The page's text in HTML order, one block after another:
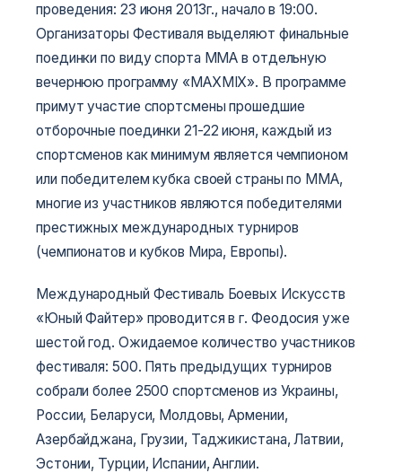
проведения: 23 июня 2013г., начало в 19:00.
Организаторы Фестиваля выделяют финальные
поединки по виду спорта ММА в отдельную
вечернюю программу «MAXMIX». В программе
примут участие спортсмены прошедшие
отборочные поединки 21-22 июня, каждый из
спортсменов как минимум является чемпионом
или победителем кубка своей страны по ММА,
многие из участников являются победителями
престижных международных турниров
(чемпионатов и кубков Мира, Европы).
Международный Фестиваль Боевых Искусств
«Юный Файтер» проводится в г. Феодосия уже
шестой год. Ожидаемое количество участников
фестиваля: 500. Пять предыдущих турниров
собрали более 2500 спортсменов из Украины,
России, Беларуси, Молдовы, Армении,
Азербайджана, Грузии, Таджикистана, Латвии,
Эстонии, Турции, Испании, Англии.